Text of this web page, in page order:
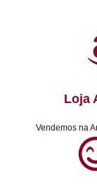
Loja
Vendemos na